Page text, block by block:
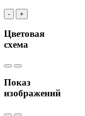
- +
Цветовая
схема
Показ
изображений